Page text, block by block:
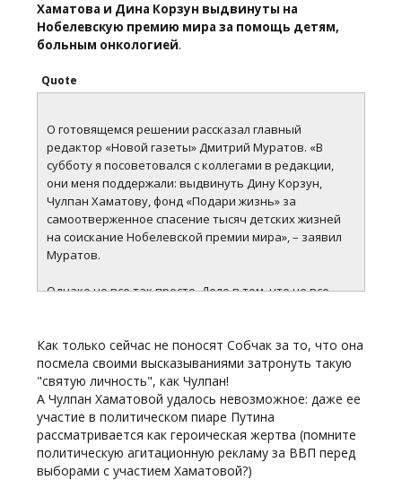
Хаматова и Дина Корзун выдвинуты на
Нобелевскую премию мира за помощь детям,
больным онкологией.
Quote
О готовящемся решении рассказал главный
редактор «Новой газеты» Дмитрий Муратов. «В
субботу я посоветовался с коллегами в редакции,
они меня поддержали: выдвинуть Дину Корзун,
Чулпан Хаматову, фонд «Подари жизнь» за
самоотверженное спасение тысяч детских жизней
на соискание Нобелевской премии мира», – заявил
Муратов.
Однако не все так просто. Дело в том, что не все
Нобелевского комитета, парламентов и
правительств, Гаагского суда, лауреаты
Нобелевских премий мира. Кроме этого, право
выдвижения на премию имеют также профессора
университетов в области политических наук,
юриспруденции, истории и философии.
В итоге Муратова поддержал первый и последний
Как только сейчас не поносят Собчак за то, что она
посмела своими высказываниями затронуть такую
"святую личность", как Чулпан!
А Чулпан Хаматовой удалось невозможное: даже ее
участие в политическом пиаре Путина
рассматривается как героическая жертва (помните
политическую агитационную рекламу за ВВП перед
выборами с участием Хаматовой?)